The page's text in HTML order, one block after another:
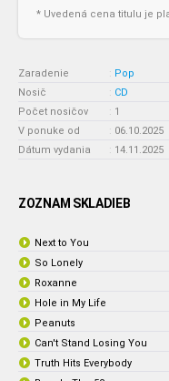
* Uvedená cena titulu je
Zaradenie : Pop
Nosič
: CD
Počet nosičov
: 1
V ponuke od
: 06.10.2025
Dátum vydania
: 14.11.2025
ZOZNAM SKLADIEB
Next to You
So Lonely
Roxanne
Hole in My Life
Peanuts
Can't Stand Losing You
Truth Hits Everybody